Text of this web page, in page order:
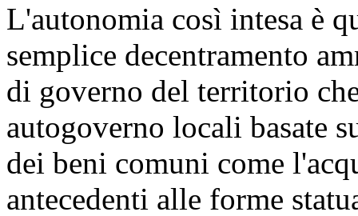
L'autonomia così intesa è
semplice decentramento
di governo del territorio
autogoverno locali basate
dei beni comuni come
antecedenti alle forme